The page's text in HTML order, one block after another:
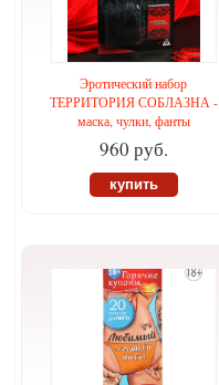
Эротический набор
ТЕРРИТОРИЯ СОБЛАЗНА -
маска, чулки, фанты
960 руб.
купить